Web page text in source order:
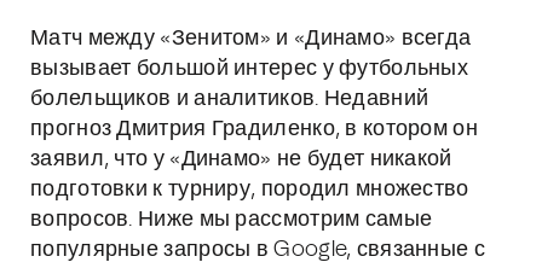
Матч между «Зенитом» и «Динамо» всегда
вызывает большой интерес у футбольных
болельщиков и аналитиков. Недавний
прогноз Дмитрия Градиленко, в котором он
заявил, что у «Динамо» не будет никакой
подготовки к турниру, породил множество
вопросов. Ниже мы рассмотрим самые
популярные запросы в Google, связанные с